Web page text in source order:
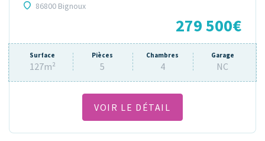
86800 Bignoux
279 500€
Surface
127m²
Pièces
5
Chambres
4
Garage
NC
VOIR LE DÉTAIL